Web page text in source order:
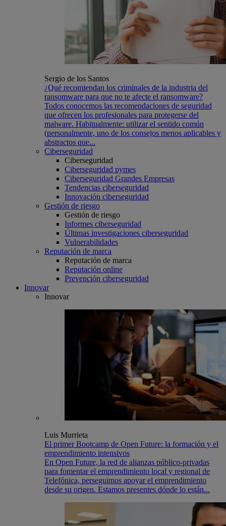
Sergio de los Santos
¿Qué recomiendan los criminales de la industria del
ransomware para que no te afecte el ransomware?
Todos conocemos las recomendaciones de seguridad
que ofrecen los profesionales para protegerse del
malware. Habitualmente: utilizar el sentido común
(personalmente, uno de los consejos menos aplicables y
abstractos que...
Ciberseguridad
Ciberseguridad
Ciberseguridad pymes
Ciberseguridad Grandes Empresas
Tendencias ciberseguridad
Innovación ciberseguridad
Gestión de riesgo
Gestión de riesgo
Informes ciberseguridad
Últimas investigaciones ciberseguridad
Vulnerabilidades
Reputación de marca
Reputación de marca
Reputación online
Prevención ciberseguridad
Innovar
Innovar
Luis Murrieta
El primer Bootcamp de Open Future: la formación y el
emprendimiento intensivos
En Open Future, la red de alianzas público-privadas
para fomentar el emprendimiento local y regional de
Telefónica, perseguimos apoyar el emprendimiento
desde su origen. Estamos presentes dónde lo están...